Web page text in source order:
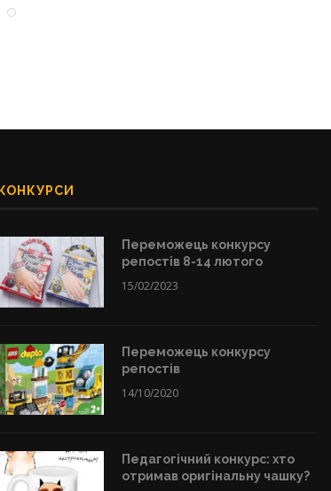
КОНКУРСИ
Переможець конкурсу
репостів 8-14 лютого
15/02/2023
Переможець конкурсу
репостів
14/10/2020
Педагогічний конкурс: хто
отримав оригінальну чашку?